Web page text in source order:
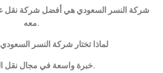
شركة النسر السعودي هي أفضل شركة نقل
معه.
لماذا تختار شركة النسر
خبرة واسعة في مجال نقل العفش.